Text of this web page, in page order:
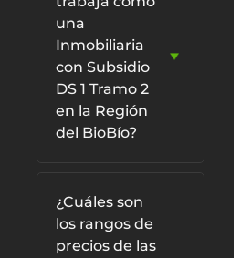
una
Inmobiliaria
con Subsidio
DS 1 Tramo 2
en la Región
del BioBío?
¿Cuáles son
los rangos de
precios de las